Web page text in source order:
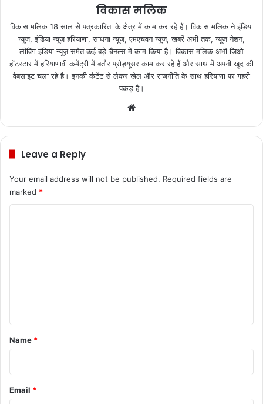
विकास मलिक
विकास मलिक 18 साल से पत्रकारिता के क्षेत्र में काम कर रहे हैं। विकास मलिक ने इंडिया
न्यूज, इंडिया न्यूज़ हरियाणा, साधना न्यूज, एमएचवन न्यूज, खबरें अभी तक, न्यूज नेशन,
लीविंग इंडिया न्यूज़ समेत कई बड़े चैनल्स में काम किया है। विकास मलिक अभी जिओ
हॉटस्टार में हरियाणावी कमेंट्री में बतौर प्रोड्यूसर काम कर रहे हैं और साथ में अपनी खुद की
वेबसाइट चला रहे है। इनकी कंटेंट से लेकर खेल और राजनीति के साथ हरियाणा पर गहरी
पकड़ है।
te
Leave a Reply
Your email address will not be published. Required fields are
marked *
*
Name *
Email *